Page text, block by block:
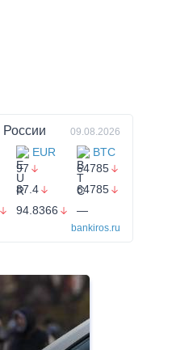
России 09.08.2026
EUR BTC
97 64785
87.4 64785
94.8366 —
bankiros.ru